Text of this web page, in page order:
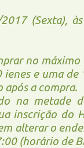
(Sexta),
no
e uma de
após a compra.
na metade
inscrição do
alterar o
(horário de